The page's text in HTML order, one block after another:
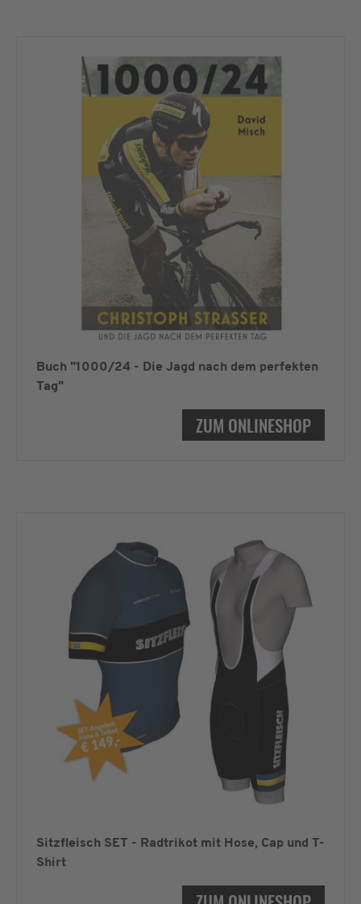
Buch "1000/24 - Die Jagd nach dem perfekten
Tag"
ZUM ONLINESHOP
Sitzfleisch SET - Radtrikot mit Hose, Cap und T-
Shirt